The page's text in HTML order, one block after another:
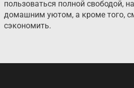
пользоваться полной свободой,
домашним уютом, а кроме того,
сэкономить.